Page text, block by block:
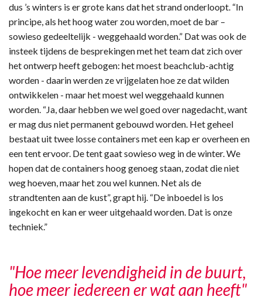
dus ’s winters is er grote kans dat het strand onderloopt. “In
principe, als het hoog water zou worden, moet de bar –
sowieso gedeeltelijk - weggehaald worden.” Dat was ook de
insteek tijdens de besprekingen met het team dat zich over
het ontwerp heeft gebogen: het moest beachclub-achtig
worden - daarin werden ze vrijgelaten hoe ze dat wilden
ontwikkelen - maar het moest wel weggehaald kunnen
worden. “Ja, daar hebben we wel goed over nagedacht, want
er mag dus niet permanent gebouwd worden. Het geheel
bestaat uit twee losse containers met een kap er overheen en
een tent ervoor. De tent gaat sowieso weg in de winter. We
hopen dat de containers hoog genoeg staan, zodat die niet
weg hoeven, maar het zou wel kunnen. Net als de
strandtenten aan de kust”, grapt hij. “De inboedel is los
ingekocht en kan er weer uitgehaald worden. Dat is onze
techniek.”
"Hoe meer levendigheid in de buurt,
hoe meer iedereen er wat aan heeft"